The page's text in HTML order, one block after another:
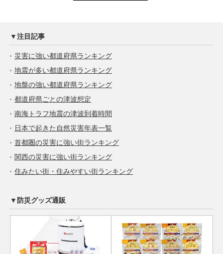
▼注目記事
災害に強い都道府県ランキング
地震が多い都道府県ランキング
地盤の強い都道府県ランキング
都道府県ごとの津波想定
南海トラフ地震の津波到着時間
日本で起きた自然災害年表一覧
首都圏の災害に強い街ランキング
関西の災害に強い街ランキング
住みたい街・住みやすい街ランキング
▼防災グッズ通販